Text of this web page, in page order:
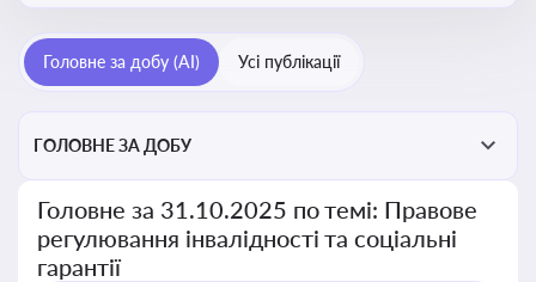
Головне за добу (AI) Усі публікації
ГОЛОВНЕ ЗА ДОБУ
Головне за 31.10.2025 по темі: Правове
регулювання інвалідності та соціальні
гарантії